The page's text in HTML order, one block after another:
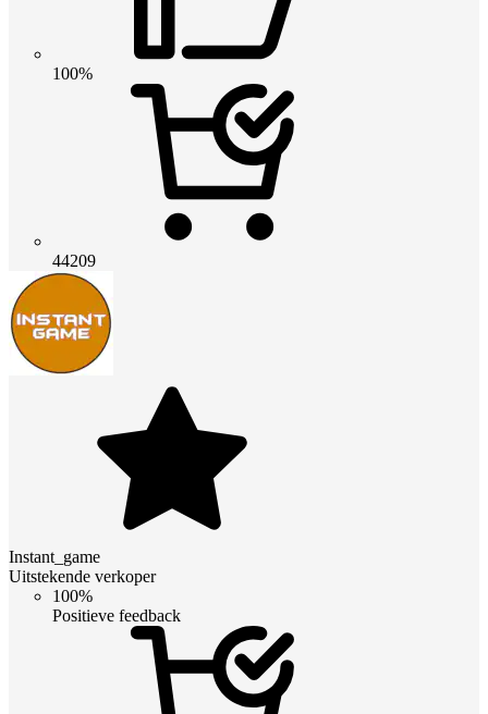
100%
44209
Instant_game
Uitstekende verkoper
100%
Positieve feedback